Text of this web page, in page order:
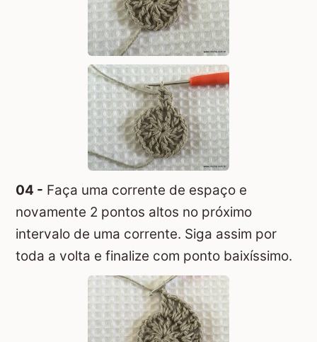
04 - Faça uma corrente de espaço e
novamente 2 pontos altos no próximo
intervalo de uma corrente. Siga assim por
toda a volta e finalize com ponto baixíssimo.